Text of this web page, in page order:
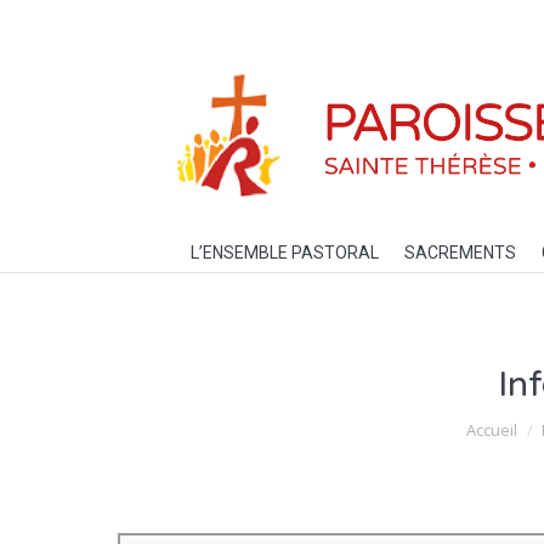
L’ENSEMBLE PASTORAL SACREMENTS
Vous êtes
Accueil